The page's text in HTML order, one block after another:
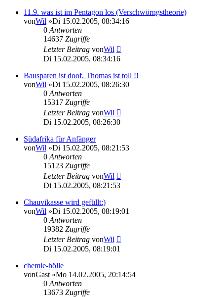
11.9. was ist im Pentagon los (Verschwörngstheorie)
vonWil »Di 15.02.2005, 08:34:16
0 Antworten
14637 Zugriffe
Letzter Beitrag vonWil
Di 15.02.2005, 08:34:16
Bausparen ist doof, Thomas ist toll !!
vonWil »Di 15.02.2005, 08:26:30
0 Antworten
15317 Zugriffe
Letzter Beitrag vonWil
Di 15.02.2005, 08:26:30
Südafrika für Anfänger
vonWil »Di 15.02.2005, 08:21:53
0 Antworten
15123 Zugriffe
Letzter Beitrag vonWil
Di 15.02.2005, 08:21:53
Chauvikasse wird gefüllt:)
vonWil »Di 15.02.2005, 08:19:01
0 Antworten
19382 Zugriffe
Letzter Beitrag vonWil
Di 15.02.2005, 08:19:01
chemie-hölle
vonGast »Mo 14.02.2005, 20:14:54
0 Antworten
13673 Zugriffe